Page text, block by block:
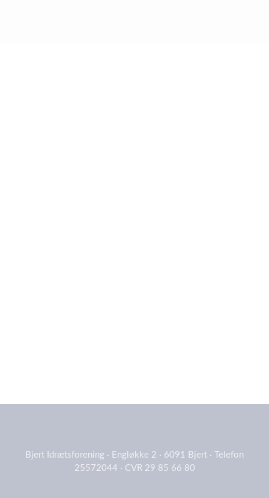
Bjert Idrætsforening · Engløkke 2 · 6091 Bjert · Telefon
25572044 · CVR 29 85 66 80